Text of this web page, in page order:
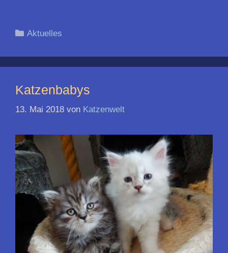
Kategorien
Aktuelles
Katzenbabys
13. Mai 2018 von Katzenwelt